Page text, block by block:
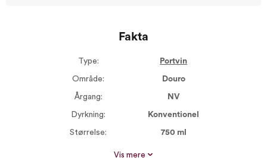
Fakta
Type: Portvin
Område: Douro
Årgang: NV
Dyrkning: Konventionel
Størrelse: 750 ml
Vis mere